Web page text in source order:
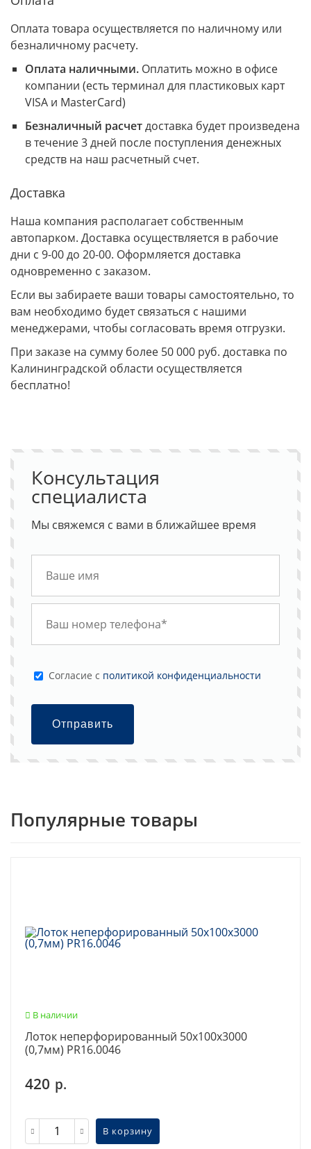
Оплата товара осуществляется по наличному или
безналичному расчету.
Оплата наличными. Оплатить можно в офисе
компании (есть терминал для пластиковых карт
VISA и MasterCard)
Безналичный расчетдоставка будет произведена
в течение 3 дней после поступления денежных
средств на наш расчетный счет.
Доставка
Наша компания располагает собственным
автопарком. Доставка осуществляется в рабочие
дни с 9-00 до 20-00. Оформляется доставка
одновременно с заказом.
Если вы забираете ваши товары самостоятельно, то
вам необходимо будет связаться с нашими
менеджерами, чтобы согласовать время отгрузки.
При заказе на сумму более 50 000 руб. доставка по
Калининградской области осуществляется
бесплатно!
Консультация
специалиста
Мы свяжемся с вами в ближайшее время
Cогласие с политикой конфиденциальности
Отправить
Популярные товары
В наличии
Лоток неперфорированный 50х100х3000
(0,7мм) PR16.0046
420 р.
В корзину